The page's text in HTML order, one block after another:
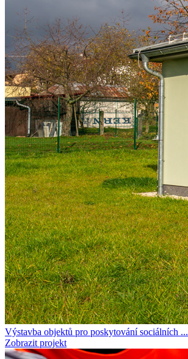
Výstavba objektů pro poskytování sociálních ...
Zobrazit projekt